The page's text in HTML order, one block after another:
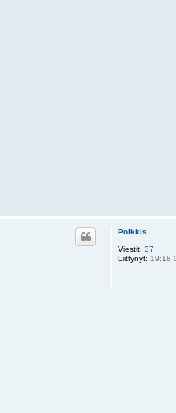
Poikkis
Viestit: 37
Liittynyt: 19:18